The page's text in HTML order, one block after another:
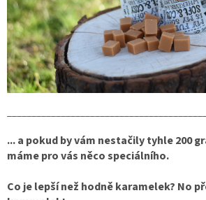
... a pokud by vám nestačily tyhle 200
máme pro vás něco speciálního.
Co je lepší než hodně karamelek? No